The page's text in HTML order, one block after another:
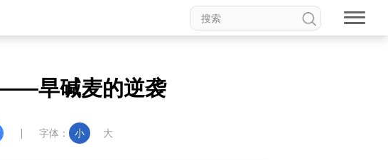
——旱碱麦的逆袭
字体： 小 大